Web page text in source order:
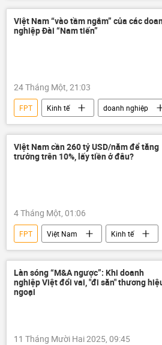
doanh nhân
Viettel
chip
công nghệ
Việt Nam “vào tầm ngắm” của các
nghiệp Đài “Nam tiến”
24 Tháng Một, 21:03
FPT Kinh tế
doanh nghiệp
Việt Nam
Đài Loan
FDI
chip điện tử
công
Công nghiệp
Phạm Minh Chính
Việt Nam cần 260 tỷ USD/năm để tăng
trưởng trên 10%, lấy tiền ở đâu?
4 Tháng Một, 01:06
FPT Việt Nam
Kinh tế
thông tin
Chính trị
GDP
FDI BIDV
Viettel
PVN ngân hàng
Làn sóng “M&A ngược”: Khi doanh
nghiệp Việt đổi vai, "đi săn" thương
ngoại
11 Tháng Mười Hai 2025, 09:45